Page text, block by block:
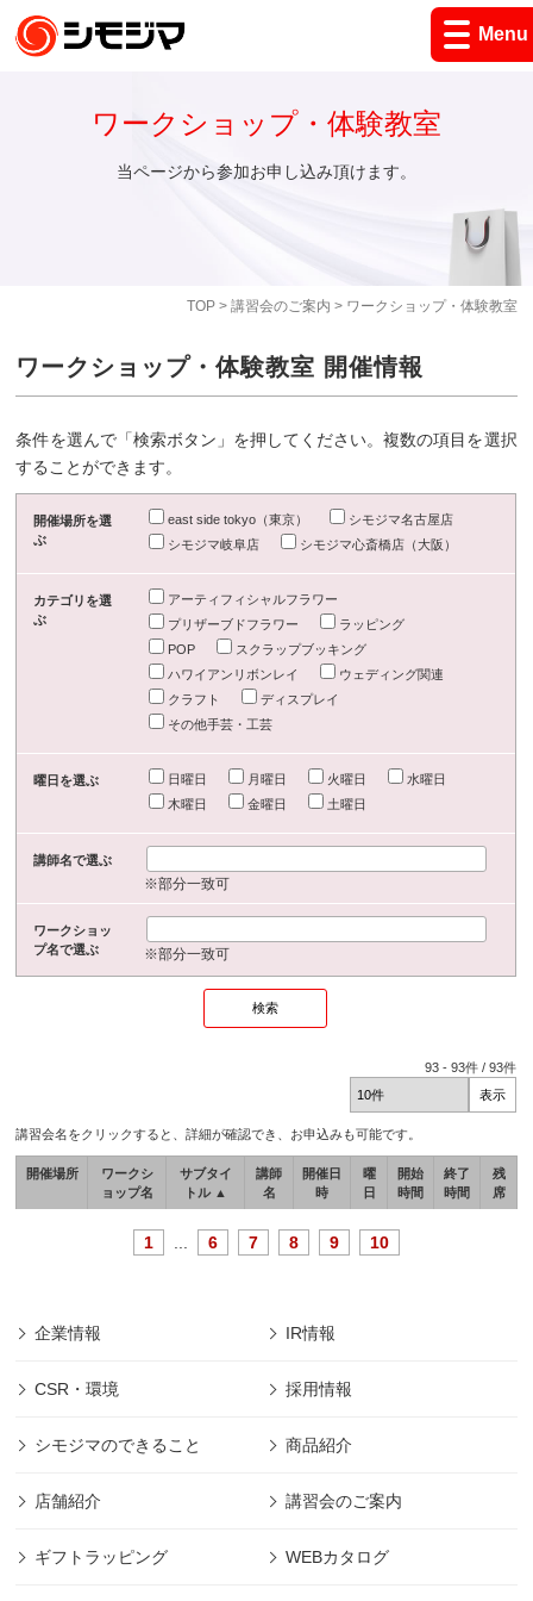
Menu
TOP> 講習会のご案内 > ワークショップ・体験教室
ワークショップ・体験教室
当ページから参加お申し込み頂けます。
ワークショップ・体験教室 開催情報
条件を選んで「検索ボタン」を押してください。複数の項目を選択
することができます。
開催場所を選
ぶ
east side tokyo（東京）
シモジマ名古屋店
シモジマ岐阜店
シモジマ心斎橋店（大阪）
カテゴリを選
ぶ
アーティフィシャルフラワー
プリザーブドフラワー
ラッピング
POP
スクラップブッキング
ハワイアンリボンレイ
ウェディング関連
クラフト
ディスプレイ
その他手芸・工芸
曜日を選ぶ 日曜日 月曜日 火曜日
水曜日
木曜日
金曜日 土曜日
講師名で選ぶ
※部分一致可
ワークショッ
プ名で選ぶ
※部分一致可
93 -93件 /93件
講習会名をクリックすると、詳細が確認でき、お申込みも可能です。
開催場所
ワークシ
ョップ名
サブタイ
トル ▲
講師
名
開催日
時
曜
日
開始
時間
終了
時間
残
席
1 6 7 8 9 10
企業情報 IR情報
CSR・環境 採用情報
シモジマのできること 商品紹介
店舗紹介 講習会のご案内
ギフトラッピング WEBカタログ